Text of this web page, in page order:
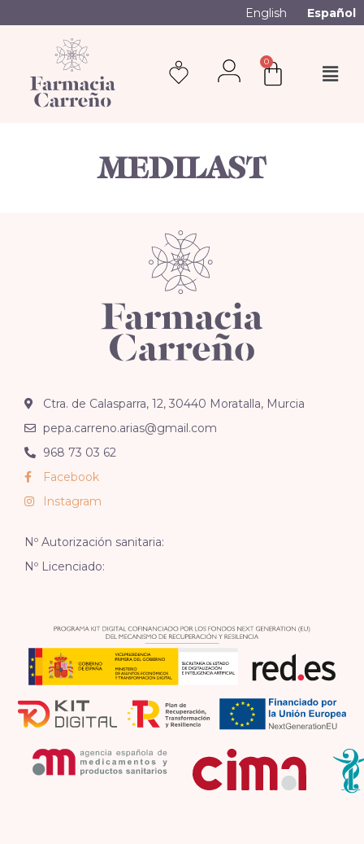
English Español
0
MEDILAST
Ctra. de Calasparra, 12, 30440 Moratalla, Murcia
pepa.carreno.arias@gmail.com
968 73 03 62
Facebook
Instagram
Nº Autorización sanitaria:
Nº Licenciado: